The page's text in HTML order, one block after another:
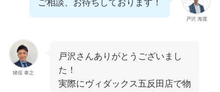
戸沢 海渡
ご相談、お待ちしております！
猪俣 泰之
戸沢さんありがとうございまし
た！
実際にヴィダックス五反田店で物